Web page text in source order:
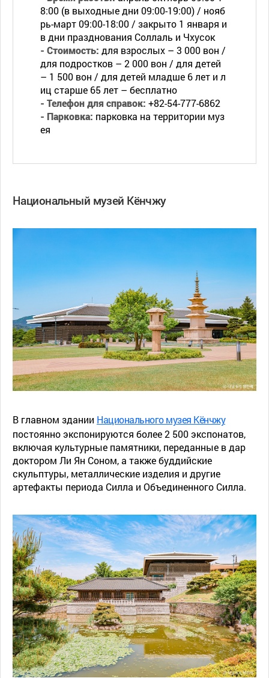
8:00 (в выходные дни 09:00-19:00) / нояб
рь-март 09:00-18:00 / закрыто 1 января и
в дни празднования Соллаль и Чхусок
- Стоимость: для взрослых – 3 000 вон /
для подростков – 2 000 вон / для детей
– 1 500 вон / для детей младше 6 лет и л
иц старше 65 лет – бесплатно
- Телефон для справок: +82-54-777-6862
- Парковка: парковка на территории муз
ея
Национальный музей Кёнчжу
В главном здании Национального музея Кёнчжу
постоянно экспонируются более 2 500 экспонатов,
включая культурные памятники, переданные в дар
доктором Ли Ян Соном, а также буддийские
скульптуры, металлические изделия и другие
артефакты периода Силла и Объединенного Силла.